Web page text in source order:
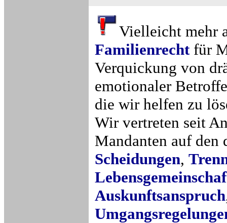
Vielleicht mehr
Familienrechtfür
Verquickung von
emotionaler
die wir helfen zu
Wir vertreten seit
Mandanten auf den
Scheidungen,
Auskunftsanspruch